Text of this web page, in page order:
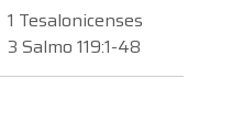
1 Tesalonicenses
3 Salmo 119:1-48